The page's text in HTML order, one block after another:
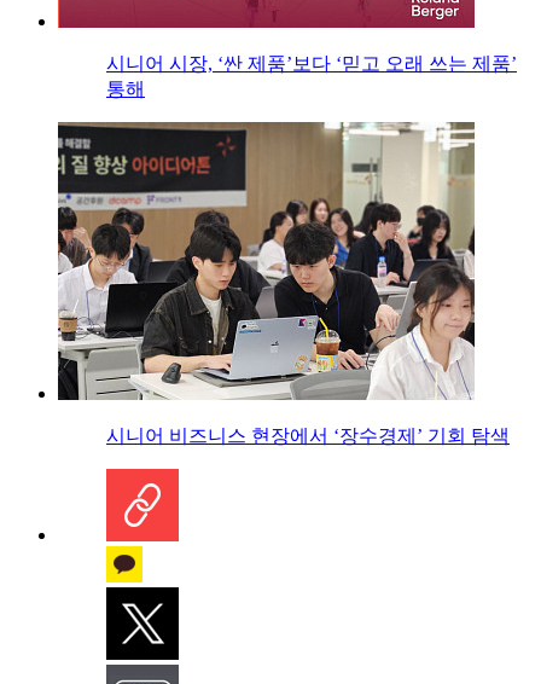
시니어 시장, ‘싼 제품’보다 ‘믿고 오래 쓰는 제품’
통해
시니어 비즈니스 현장에서 ‘장수경제’ 기회 탐색